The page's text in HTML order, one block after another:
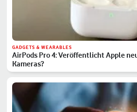
GADGETS & WEARABLES
AirPods Pro 4: Veröffentlicht Apple
Kameras?